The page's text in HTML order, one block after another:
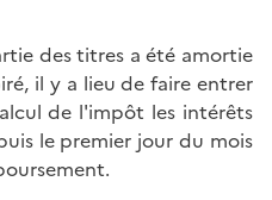
des titres a été amortie
il y a lieu de faire entrer
de l'impôt les intérêts
le premier jour du mois